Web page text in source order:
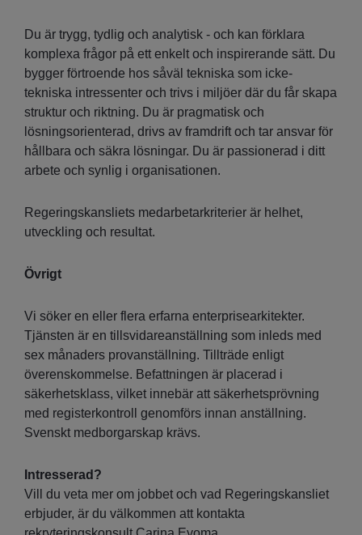
Du är trygg, tydlig och analytisk - och kan förklara
komplexa frågor på ett enkelt och inspirerande sätt. Du
bygger förtroende hos såväl tekniska som icke-
tekniska intressenter och trivs i miljöer där du får skapa
struktur och riktning. Du är pragmatisk och
lösningsorienterad, drivs av framdrift och tar ansvar för
hållbara och säkra lösningar. Du är passionerad i ditt
arbete och synlig i organisationen.
Regeringskansliets medarbetarkriterier är helhet,
utveckling och resultat.
Övrigt
Vi söker en eller flera erfarna enterprisearkitekter.
Tjänsten är en tillsvidareanställning som inleds med
sex månaders provanställning. Tillträde enligt
överenskommelse. Befattningen är placerad i
säkerhetsklass, vilket innebär att säkerhetsprövning
med registerkontroll genomförs innan anställning.
Svenskt medborgarskap krävs.
Intresserad?
Vill du veta mer om jobbet och vad Regeringskansliet
erbjuder, är du välkommen att kontakta